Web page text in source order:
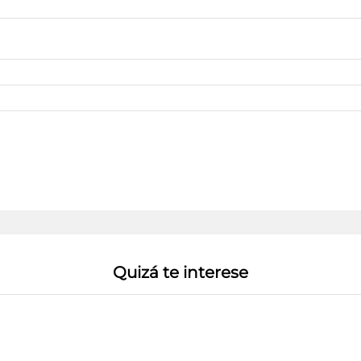
Quizá te interese